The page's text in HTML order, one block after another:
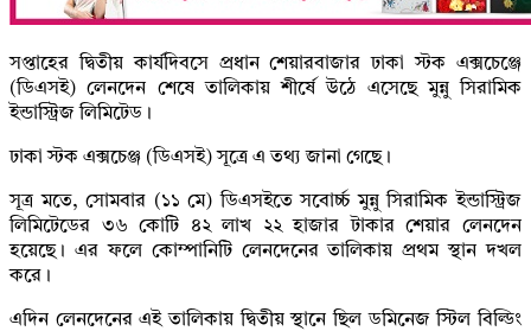
সপ্তাহের দ্বিতীয় কার্যদিবসে প্রধান শেয়ারবাজার ঢাকা স্টক এক্সচেঞ্জে
(ডিএসই) লেনদেন শেষে তালিকায় শীর্ষে উঠে এসেছে মুন্নু সিরামিক
ইন্ডাস্ট্রিজ লিমিটেড।
ঢাকা স্টক এক্সচেঞ্জ (ডিএসই) সূত্রে এ তথ্য জানা গেছে।
সূত্র মতে, সোমবার (১১ মে) ডিএসইতে সবোর্চ্চ মুন্নু সিরামিক ইন্ডাস্ট্রিজ
লিমিটেডের ৩৬ কোটি ৪২ লাখ ২২ হাজার টাকার শেয়ার লেনদেন
হয়েছে। এর ফলে কোম্পানিটি লেনদেনের তালিকায় প্রথম স্থান দখল
করে।
এদিন লেনদেনের এই তালিকায় দ্বিতীয় স্থানে ছিল ডমিনেজ স্টিল বিল্ডিং